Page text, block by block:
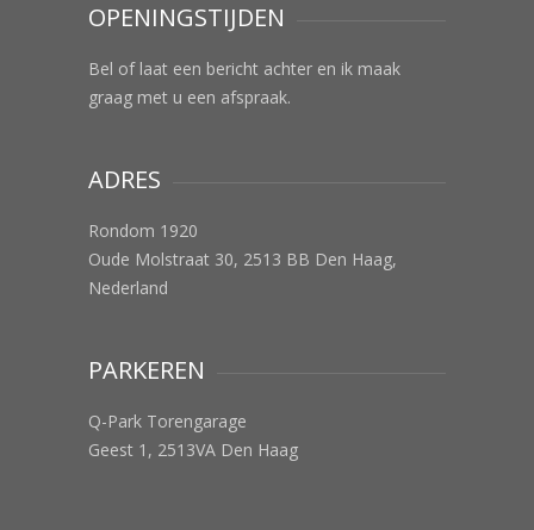
OPENINGSTIJDEN
Bel of laat een bericht achter en ik maak
graag met u een afspraak.
ADRES
Rondom 1920
Oude Molstraat 30, 2513 BB Den Haag,
Nederland
PARKEREN
Q-Park Torengarage
Geest 1, 2513VA Den Haag